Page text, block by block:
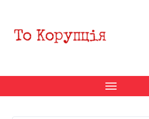
содержанию